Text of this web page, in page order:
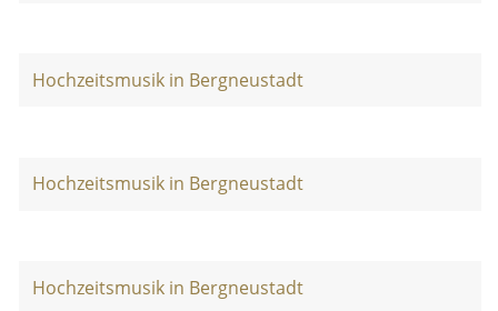
Hochzeitsmusik in Bergneustadt
Hochzeitsmusik in Bergneustadt
Hochzeitsmusik in Bergneustadt